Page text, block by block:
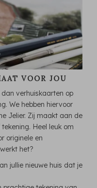
VOOR JOU
verhuiskaarten op
We hebben hiervoor
Jelier. Zij maakt aan de
Heel leuk om
originele en
het?
jullie nieuwe huis dat je